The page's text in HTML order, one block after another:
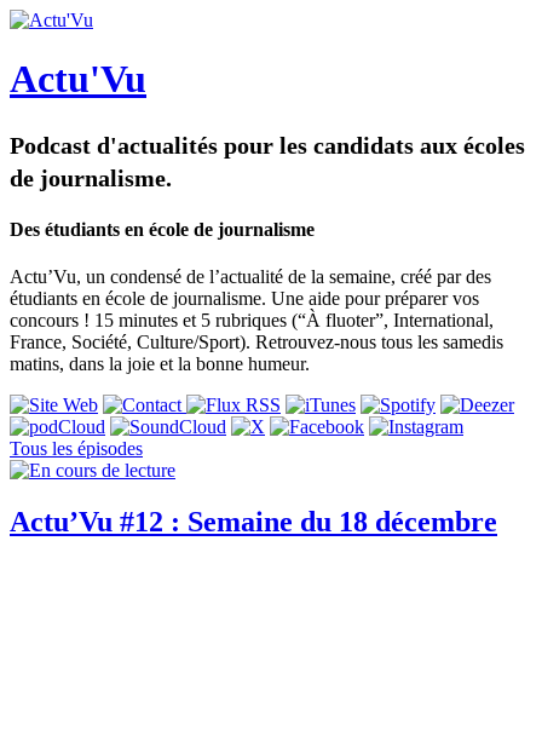
Actu'Vu
Podcast d'actualités pour les candidats aux écoles
de journalisme.
Des étudiants en école de journalisme
Actu’Vu, un condensé de l’actualité de la semaine, créé par des
étudiants en école de journalisme. Une aide pour préparer vos
concours ! 15 minutes et 5 rubriques (“À fluoter”, International,
France, Société, Culture/Sport). Retrouvez-nous tous les samedis
matins, dans la joie et la bonne humeur.
Tous les épisodes
Actu’Vu #12 : Semaine du 18 décembre